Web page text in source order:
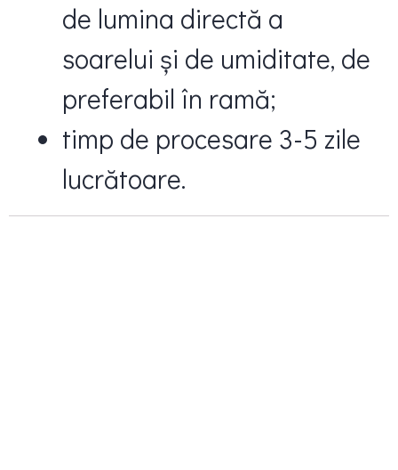
de lumina directă a
soarelui și de umiditate, de
preferabil în ramă;
timp de procesare 3-5 zile
lucrătoare.